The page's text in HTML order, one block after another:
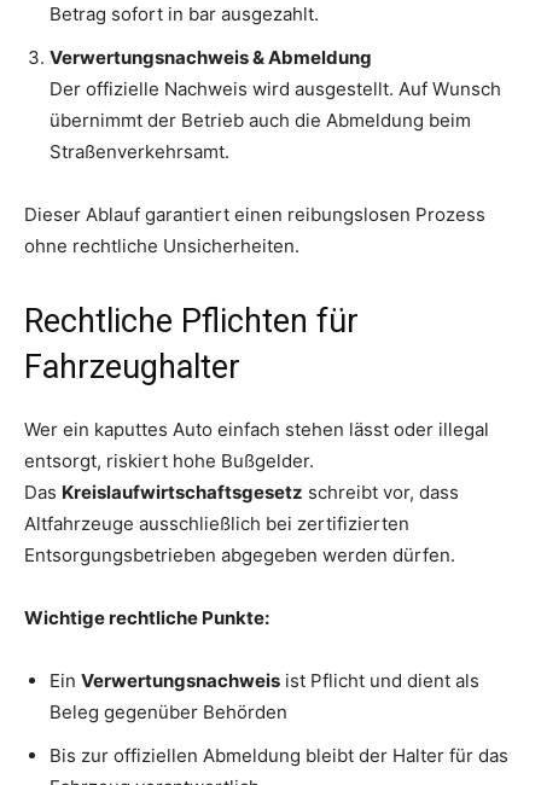
Betrag sofort in bar ausgezahlt.
Verwertungsnachweis & Abmeldung
Der offizielle Nachweis wird ausgestellt. Auf Wunsch
übernimmt der Betrieb auch die Abmeldung beim
Straßenverkehrsamt.
Dieser Ablauf garantiert einen reibungslosen Prozess
ohne rechtliche Unsicherheiten.
Rechtliche Pflichten für
Fahrzeughalter
Wer ein kaputtes Auto einfach stehen lässt oder illegal
entsorgt, riskiert hohe Bußgelder.
Das Kreislaufwirtschaftsgesetz schreibt vor, dass
Altfahrzeuge ausschließlich bei zertifizierten
Entsorgungsbetrieben abgegeben werden dürfen.
Wichtige rechtliche Punkte:
Ein Verwertungsnachweis ist Pflicht und dient als
Beleg gegenüber Behörden
Bis zur offiziellen Abmeldung bleibt der Halter für das